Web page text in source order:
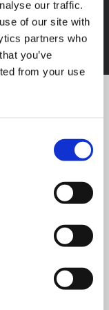
our traffic.
of our site with
partners who
you’ve
from your use
o
como
uma rede